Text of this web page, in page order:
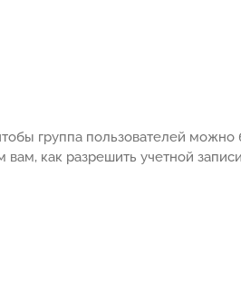
группа пользователей
как разрешить учетной